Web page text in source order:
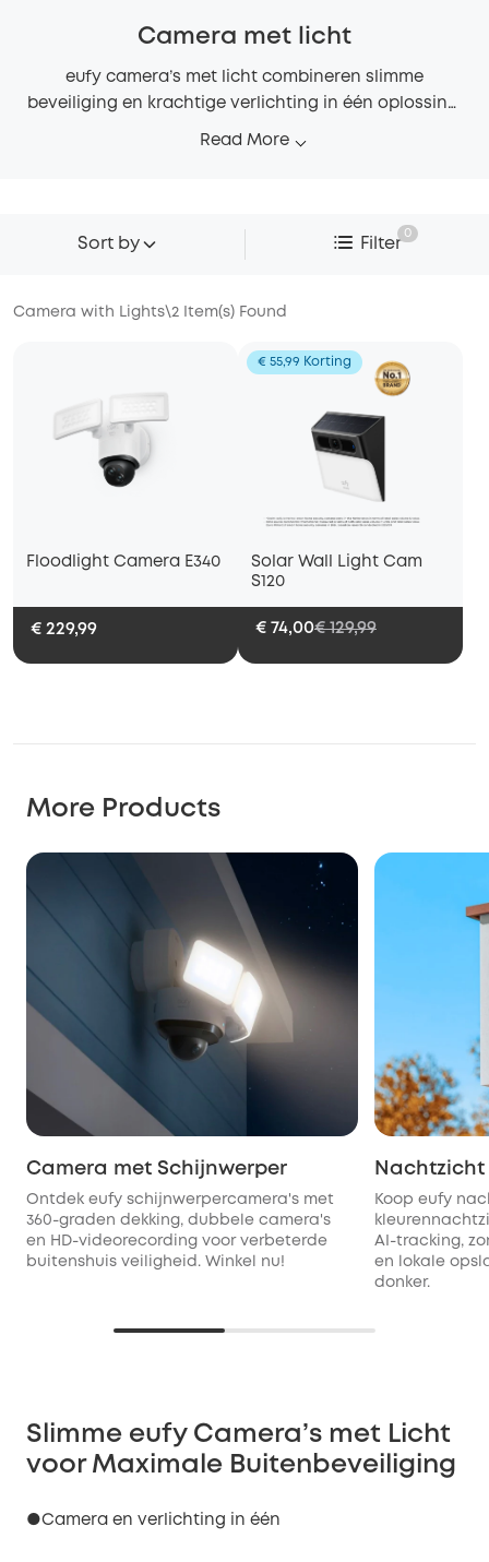
Camera met licht
eufy camera’s met licht combineren slimme
beveiliging en krachtige verlichting in één oplossing.
Deze camera met licht zorgt met AI-detectie, heldere
Read More
Filter
0
Sort by
Camera with Lights\2 Item(s) Found
Floodlight Camera E340
€ 229,99
€ 55,99 Korting
Solar Wall Light Cam
S120
€ 74,00€ 129,99
More Products
Camera met Schijnwerper
Ontdek eufy schijnwerpercamera's met
360-graden dekking, dubbele camera's
en HD-videorecording voor verbeterde
buitenshuis veiligheid. Winkel nu!
Koop eufy
AI-tracking,
en lokale
donker.
Slimme eufy Camera’s met Licht
voor Maximale Buitenbeveiliging
●Camera en verlichting in één